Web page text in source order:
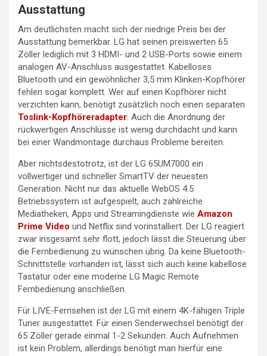
Ausstattung
Am deutlichsten macht sich der niedrige Preis bei der
Ausstattung bemerkbar. LG hat seinen preiswerten 65
Zöller lediglich mit 3 HDMI- und 2 USB-Ports sowie einem
analogen AV-Anschluss ausgestattet. Kabelloses
Bluetooth und ein gewöhnlicher 3,5 mm Klinken-Kopfhörer
fehlen sogar komplett. Wer auf einen Kopfhörer nicht
verzichten kann, benötigt zusätzlich noch einen separaten
Toslink-Kopfhöreradapter. Auch die Anordnung der
rückwertigen Anschlüsse ist wenig durchdacht und kann
bei einer Wandmontage durchaus Probleme bereiten.
Aber nichtsdestotrotz, ist der LG 65UM7000 ein
vollwertiger und schneller SmartTV der neuesten
Generation. Nicht nur das aktuelle WebOS 4.5
Betriebssystem ist aufgespielt, auch zahlreiche
Mediatheken, Apps und Streamingdienste wie Amazon
Prime Video und Netflix sind vorinstalliert. Der LG reagiert
zwar insgesamt sehr flott, jedoch lässt die Steuerung über
die Fernbedienung zu wünschen übrig. Da keine Bluetooth-
Schnittstelle vorhanden ist, lässt sich auch keine kabellose
Tastatur oder eine moderne LG Magic Remote
Fernbedienung anschließen.
Für LIVE-Fernsehen ist der LG mit einem 4K-fähigen Triple
Tuner ausgestattet. Für einen Senderwechsel benötigt der
65 Zöller gerade einmal 1-2 Sekunden. Auch Aufnehmen
ist kein Problem, allerdings benötigt man hierfür eine